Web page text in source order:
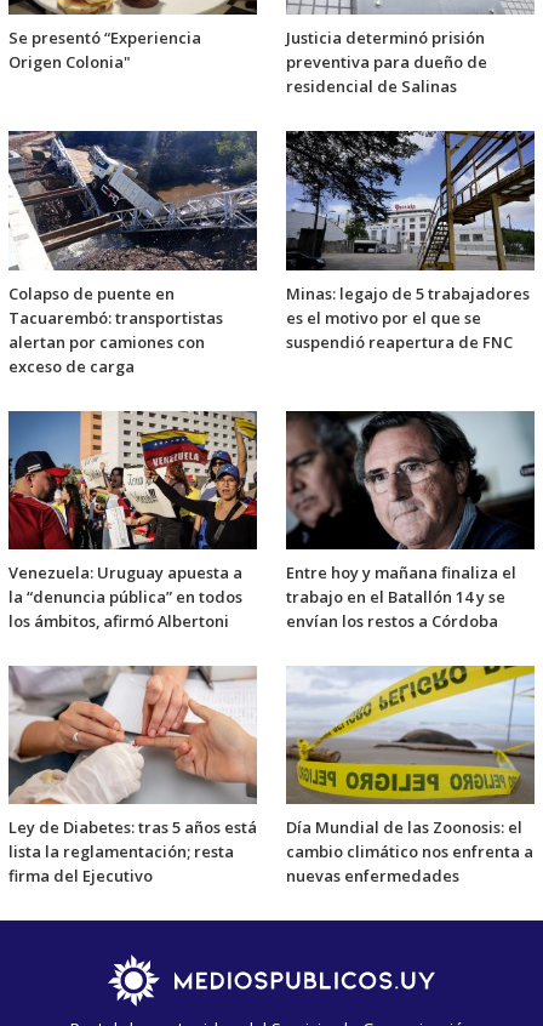
Se presentó “Experiencia
Origen Colonia"
Justicia determinó prisión
preventiva para dueño de
residencial de Salinas
Colapso de puente en
Tacuarembó: transportistas
alertan por camiones con
exceso de carga
Minas: legajo de 5 trabajadores
es el motivo por el que se
suspendió reapertura de FNC
Venezuela: Uruguay apuesta a
la “denuncia pública” en todos
los ámbitos, afirmó Albertoni
Entre hoy y mañana finaliza el
trabajo en el Batallón 14 y se
envían los restos a Córdoba
Ley de Diabetes: tras 5 años está
lista la reglamentación; resta
firma del Ejecutivo
Día Mundial de las Zoonosis: el
cambio climático nos enfrenta a
nuevas enfermedades